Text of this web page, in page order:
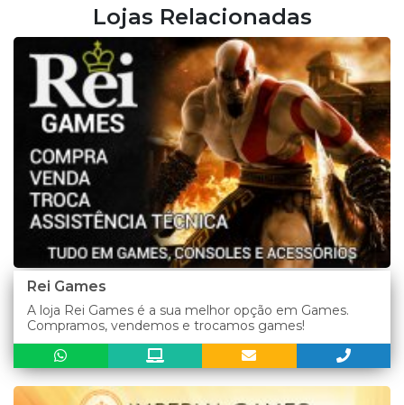
Lojas Relacionadas
Rei Games
A loja Rei Games é a sua melhor opção em Games.
Compramos, vendemos e trocamos games!